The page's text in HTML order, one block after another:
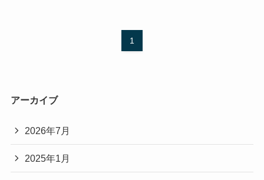
1
アーカイブ
2026年7月
2025年1月